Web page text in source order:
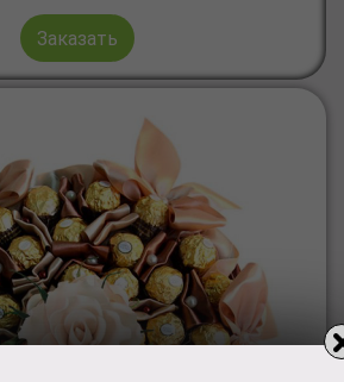
Заказать